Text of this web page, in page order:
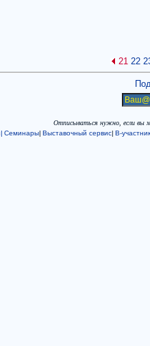
21 22
Отписываться нужно, если вы
Семинары| Выставочный сервис| В-